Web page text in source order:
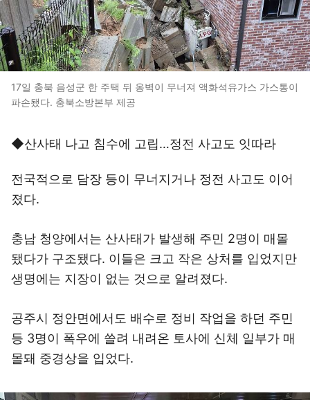
17일 충북 음성군 한 주택 뒤 옹벽이 무너져 액화석유가스 가스통이
파손됐다. 충북소방본부 제공
◆산사태 나고 침수에 고립…정전 사고도 잇따라
전국적으로 담장 등이 무너지거나 정전 사고도 이어
졌다.
충남 청양에서는 산사태가 발생해 주민 2명이 매몰
됐다가 구조됐다. 이들은 크고 작은 상처를 입었지만
생명에는 지장이 없는 것으로 알려졌다.
공주시 정안면에서도 배수로 정비 작업을 하던 주민
등 3명이 폭우에 쓸려 내려온 토사에 신체 일부가 매
몰돼 중경상을 입었다.